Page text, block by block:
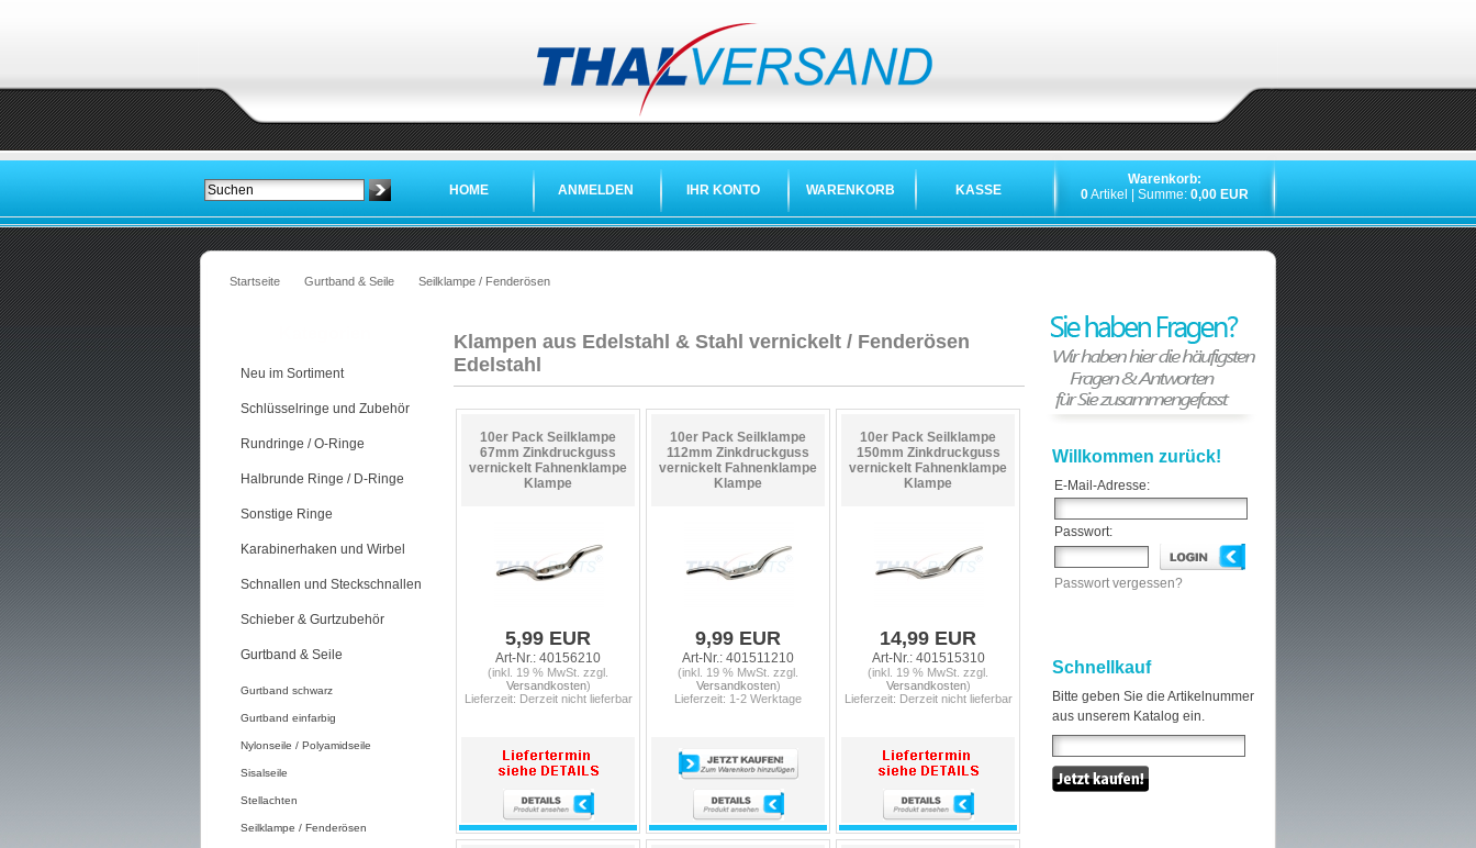
HOME ANMELDEN IHR KONTO WARENKORB KASSE
Warenkorb:
0Artikel | Summe: 0,00 EUR
Startseite Gurtband & Seile Seilklampe / Fenderösen
Neu im Sortiment
Schlüsselringe und Zubehör
Rundringe / O-Ringe
Halbrunde Ringe / D-Ringe
Sonstige Ringe
Karabinerhaken und Wirbel
Schnallen und Steckschnallen
Schieber & Gurtzubehör
Gurtband & Seile
Gurtband schwarz
Gurtband einfarbig
Nylonseile / Polyamidseile
Sisalseile
Stellachten
Seilklampe / Fenderösen
Klampen aus Edelstahl & Stahl vernickelt / Fenderösen
Edelstahl
10er Pack Seilklampe
67mm Zinkdruckguss
vernickelt Fahnenklampe
Klampe
5,99 EUR
Art-Nr.: 40156210
(inkl. 19 % MwSt. zzgl.
Versandkosten)
Lieferzeit: Derzeit nicht lieferbar
10er Pack Seilklampe
112mm Zinkdruckguss
vernickelt Fahnenklampe
Klampe
9,99 EUR
Art-Nr.: 401511210
(inkl. 19 % MwSt. zzgl.
Versandkosten)
Lieferzeit: 1-2 Werktage
10er Pack Seilklampe
150mm Zinkdruckguss
vernickelt Fahnenklampe
Klampe
14,99 EUR
Art-Nr.: 401515310
(inkl. 19 % MwSt. zzgl.
Versandkosten)
Lieferzeit: Derzeit nicht lieferbar
Willkommen zurück!
E-Mail-Adresse:
Passwort:
Passwort vergessen?
Schnellkauf
Bitte geben Sie die Artikelnummer
aus unserem Katalog ein.